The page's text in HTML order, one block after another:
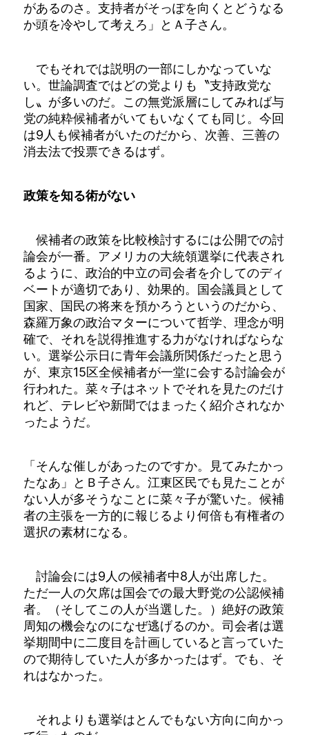
があるのさ。支持者がそっぽを向くとどうなる
か頭を冷やして考えろ」とＡ子さん。
でもそれでは説明の一部にしかなっていな
い。世論調査ではどの党よりも〝支持政党な
し〟が多いのだ。この無党派層にしてみれば与
党の純粋候補者がいてもいなくても同じ。今回
は9人も候補者がいたのだから、次善、三善の
消去法で投票できるはず。
政策を知る術がない
候補者の政策を比較検討するには公開での討
論会が一番。アメリカの大統領選挙に代表され
るように、政治的中立の司会者を介してのディ
ベートが適切であり、効果的。国会議員として
国家、国民の将来を預かろうというのだから、
森羅万象の政治マターについて哲学、理念が明
確で、それを説得推進する力がなければならな
い。選挙公示日に青年会議所関係だったと思う
が、東京15区全候補者が一堂に会する討論会が
行われた。菜々子はネットでそれを見たのだけ
れど、テレビや新聞ではまったく紹介されなか
ったようだ。
「そんな催しがあったのですか。見てみたかっ
たなあ」とＢ子さん。江東区民でも見たことが
ない人が多そうなことに菜々子が驚いた。候補
者の主張を一方的に報じるより何倍も有権者の
選択の素材になる。
討論会には9人の候補者中8人が出席した。
ただ一人の欠席は国会での最大野党の公認候補
者。（そしてこの人が当選した。）絶好の政策
周知の機会なのになぜ逃げるのか。司会者は選
挙期間中に二度目を計画していると言っていた
ので期待していた人が多かったはず。でも、そ
れはなかった。
それよりも選挙はとんでもない方向に向かっ